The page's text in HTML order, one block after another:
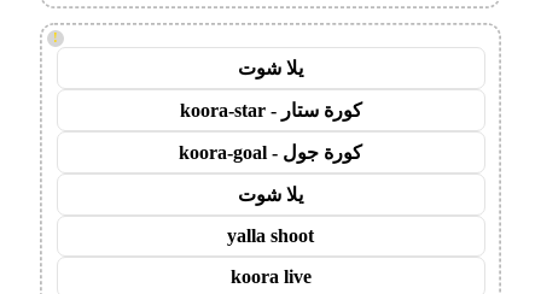
!
يلا شوت
كورة ستار - koora-star
كورة جول - koora-goal
يلا شوت
yalla shoot
koora live